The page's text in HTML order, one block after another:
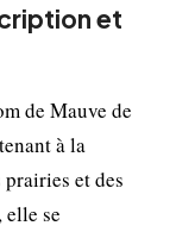
et
de Mauve de
à la
et des
elle se